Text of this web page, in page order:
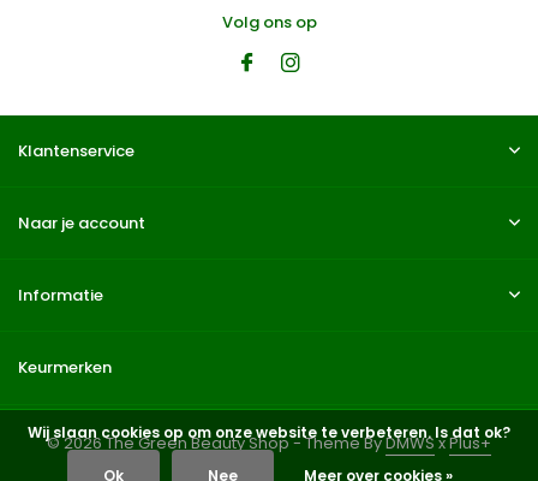
Volg ons op
Klantenservice
Naar je account
Informatie
Keurmerken
© 2026 The Green Beauty Shop - Theme ByDMWSxPlus+
Wij slaan cookies op om onze website te verbeteren. Is dat ok?
Ok Nee Meer over cookies »